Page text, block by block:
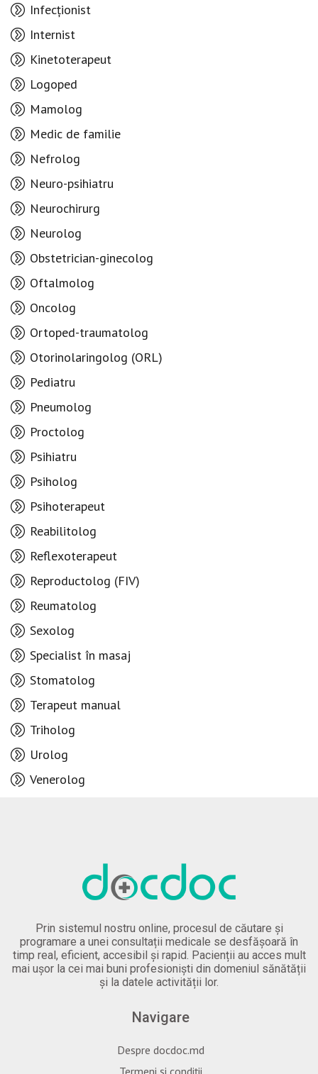
Infecționist
Internist
Kinetoterapeut
Logoped
Mamolog
Medic de familie
Nefrolog
Neuro-psihiatru
Neurochirurg
Neurolog
Obstetrician-ginecolog
Oftalmolog
Oncolog
Ortoped-traumatolog
Otorinolaringolog (ORL)
Pediatru
Pneumolog
Proctolog
Psihiatru
Psiholog
Psihoterapeut
Reabilitolog
Reflexoterapeut
Reproductolog (FIV)
Reumatolog
Sexolog
Specialist în masaj
Stomatolog
Terapeut manual
Triholog
Urolog
Venerolog
Prin sistemul nostru online, procesul de căutare și
programare a unei consultații medicale se desfășoară în
timp real, eficient, accesibil și rapid. Pacienții au acces mult
mai ușor la cei mai buni profesioniști din domeniul sănătății
și la datele activității lor.
Navigare
Despre docdoc.md
Termeni și condiții